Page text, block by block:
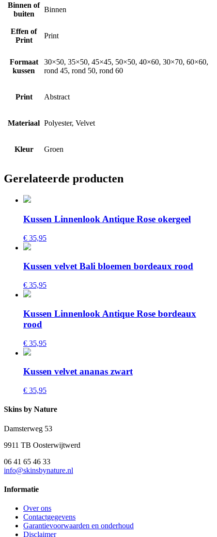
Binnen of
buiten
Binnen
Effen of
Print
Print
Formaat
kussen
30×50, 35×50, 45×45, 50×50, 40×60, 30×70, 60×60,
rond 45, rond 50, rond 60
Print Abstract
Materiaal Polyester, Velvet
Kleur Groen
Gerelateerde producten
Kussen Linnenlook Antique Rose okergeel
€ 35,95
Kussen velvet Bali bloemen bordeaux rood
€ 35,95
Kussen Linnenlook Antique Rose bordeaux
rood
€ 35,95
Kussen velvet ananas zwart
€ 35,95
Skins by Nature
Damsterweg 53
9911 TB Oosterwijtwerd
06 41 65 46 33
info@skinsbynature.nl
Informatie
Over ons
Contactgegevens
Garantievoorwaarden en onderhoud
Disclaimer